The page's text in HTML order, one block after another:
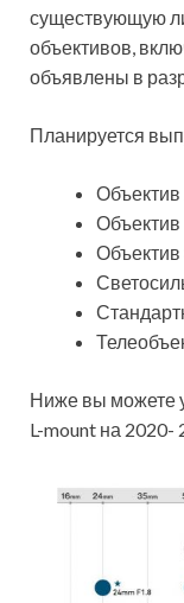
существующую
объективов,
объявлены в
Планируется
Объектив
Объектив
Объектив
Ниже вы можете
L-mount на 2020-